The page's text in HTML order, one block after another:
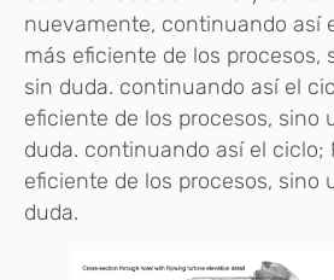
nuevamente, continuando así
más eficiente de los procesos,
sin duda. continuando así el
eficiente de los procesos, sino
duda. continuando así el ciclo;
eficiente de los procesos, sino
duda.